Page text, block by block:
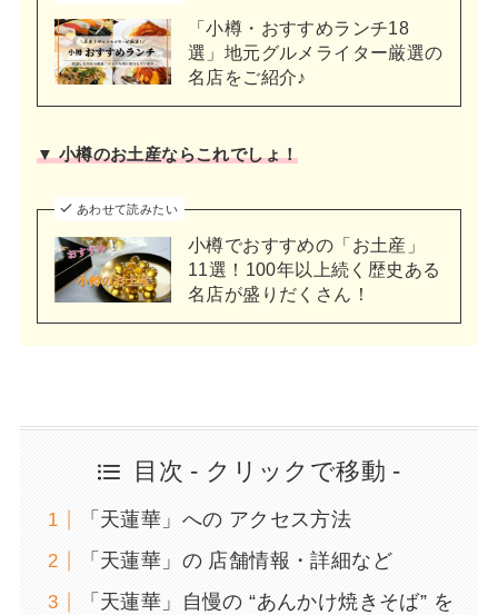
「小樽・おすすめランチ18
選」地元グルメライター厳選の
名店をご紹介♪
▼ 小樽のお土産ならこれでしょ！
あわせて読みたい
小樽でおすすめの「お土産」
11選！100年以上続く歴史ある
名店が盛りだくさん！
目次 - クリックで移動 -
「天蓮華」への アクセス方法
「天蓮華」の 店舗情報・詳細など
「天蓮華」自慢の “あんかけ焼きそば” を